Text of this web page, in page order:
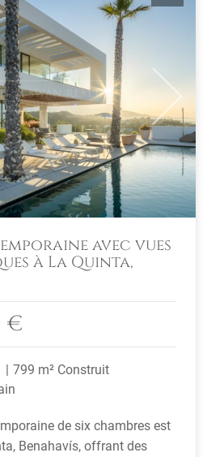
Next
avec vues
à La Quinta,
€
799 m² Construit
de six chambres est
Benahavís, offrant des